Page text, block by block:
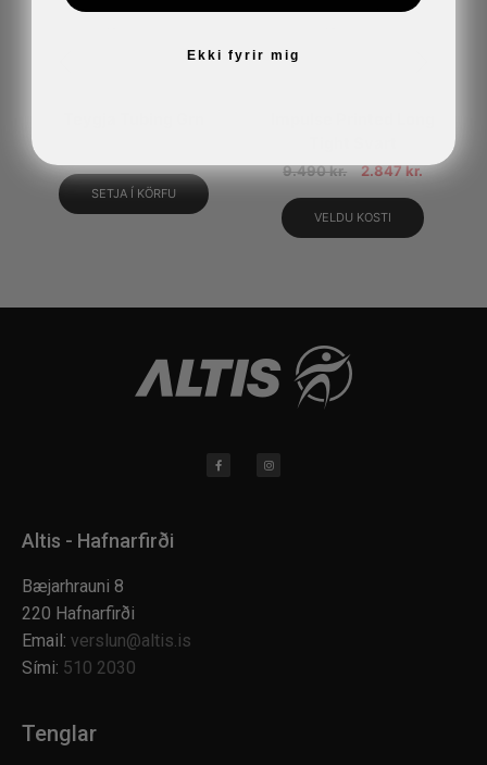
SETJA Í KÖRFU
9.490kr. 2.847kr.
VELDU KOSTI
Altis - Hafnarfirði
Bæjarhrauni 8
220 Hafnarfirði
Email: verslun@altis.is
Sími: 510 2030
Tenglar
Ekki fyrir mig